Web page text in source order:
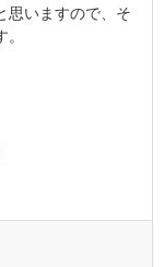
思いますので、そ